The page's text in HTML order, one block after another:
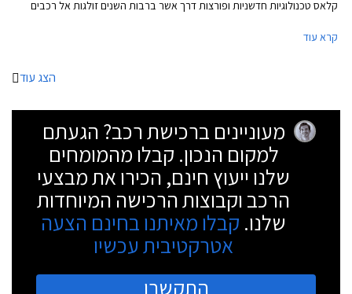
קלאס טכנולוגיות חדשניות ופורצות דרך אשר ברבות השנים זולגות אל רכבים
לראשונה את כרית האוויר ואת מערכת בקרת השיוט האדפטיבית.
קרא עוד
הצג עוד
מעוניינים ברכישת רכב? הגעתם
למקום הנכון. קבלו מהמומחים
שלנו ייעוץ חינם, הכירו את מבצעי
הרכב וקבוצות הרכישה המיוחדות
שלנו. קבלו מאיתנו בחינם הצעה
אטרקטיבית עכשיו
התקשרו